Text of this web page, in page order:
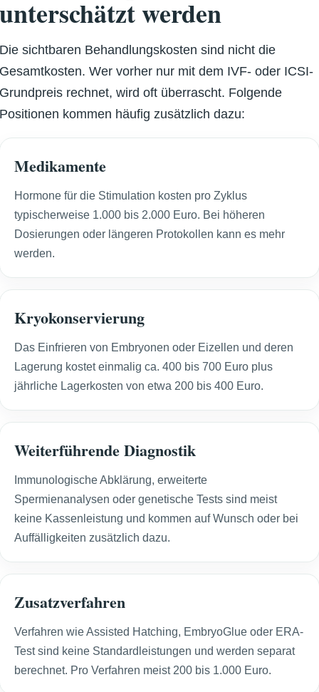
unterschätzt werden
Die sichtbaren Behandlungskosten sind nicht die
Gesamtkosten. Wer vorher nur mit dem IVF- oder ICSI-
Grundpreis rechnet, wird oft überrascht. Folgende
Positionen kommen häufig zusätzlich dazu:
Medikamente
Hormone für die Stimulation kosten pro Zyklus
typischerweise 1.000 bis 2.000 Euro. Bei höheren
Dosierungen oder längeren Protokollen kann es mehr
werden.
Kryokonservierung
Das Einfrieren von Embryonen oder Eizellen und deren
Lagerung kostet einmalig ca. 400 bis 700 Euro plus
jährliche Lagerkosten von etwa 200 bis 400 Euro.
Weiterführende Diagnostik
Immunologische Abklärung, erweiterte
Spermienanalysen oder genetische Tests sind meist
keine Kassenleistung und kommen auf Wunsch oder bei
Auffälligkeiten zusätzlich dazu.
Zusatzverfahren
Verfahren wie Assisted Hatching, EmbryoGlue oder ERA-
Test sind keine Standardleistungen und werden separat
berechnet. Pro Verfahren meist 200 bis 1.000 Euro.